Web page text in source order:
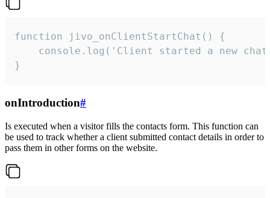
function jivo_onClientStartChat() {
console.log('Client started a new
}
onIntroduction#
Is executed when a visitor fills the contacts form. This function can
be used to track whether a client submitted contact details in order to
pass them in other forms on the website.